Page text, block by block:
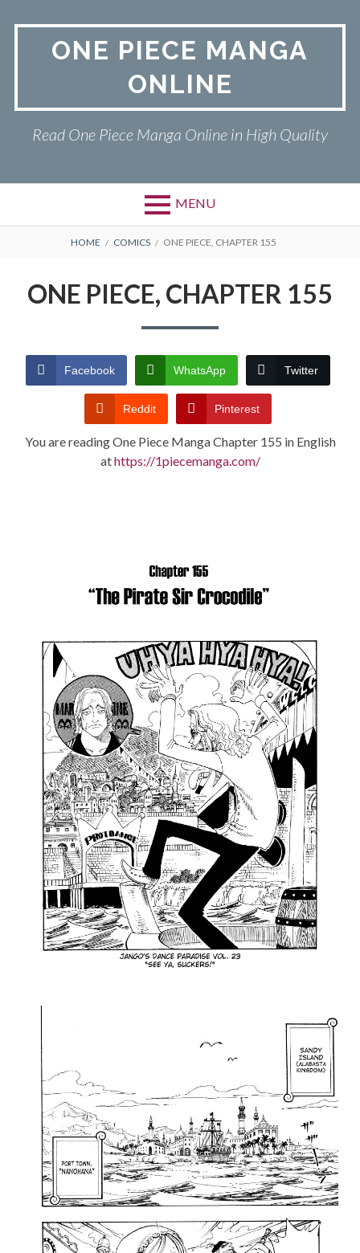
ONE PIECE MANGA
ONLINE
Read One Piece Manga Online in High Quality
MENU
Primary
ONE PIECE
TERMS AND
CONDITIONS
BREADCRUMBS
HOME COMICS ONE PIECE, CHAPTER 155
ONE PIECE, CHAPTER 155
Facebook WhatsApp Twitter
Reddit Pinterest
You are reading One Piece Manga Chapter 155 in English
athttps://1piecemanga.com/